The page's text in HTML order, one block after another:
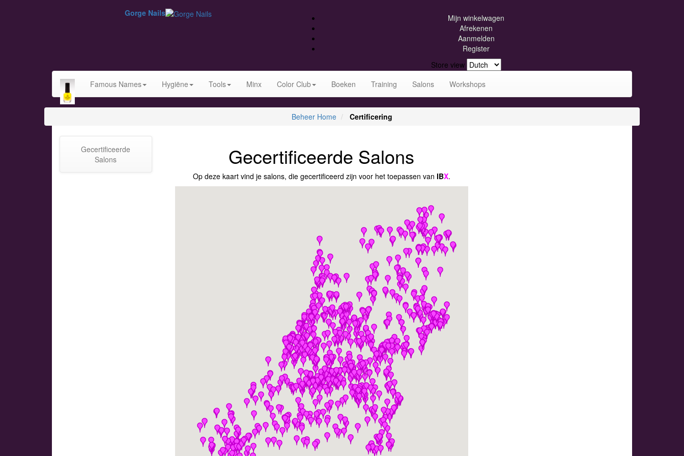
Gorge Nails
Mijn winkelwagen
Afrekenen
Aanmelden
Register
Store view
Famous Names
Hygiëne Tools Minx Color Club Boeken Training Salons Workshops
Beheer Home Certificering
Gecertificeerde
Salons
Gecertificeerde Salons
Op deze kaart vind je salons, die gecertificeerd zijn voor het toepassen van IBX.